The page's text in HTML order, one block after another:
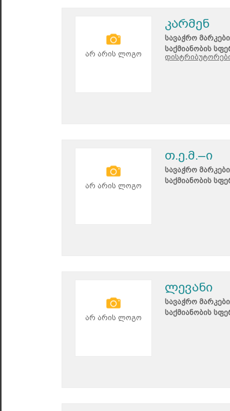
არ არის ლოგო
კარმენ
სავაჭრო
საქმიანობის
არ არის ლოგო
თ.ე.მ.–ი
სავაჭრო
საქმიანობის
არ არის ლოგო
ლევანი
სავაჭრო
საქმიანობის